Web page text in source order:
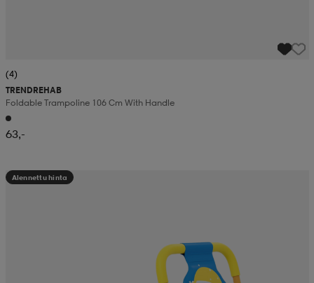
(4)
TRENDREHAB
Foldable Trampoline 106 Cm With Handle
63,-
Alennettu hinta